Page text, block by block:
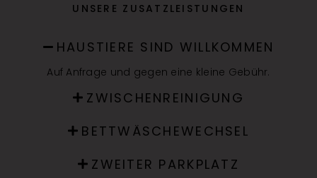
HAUSTIERE SIND WILLKOMMEN
Auf Anfrage und gegen eine kleine Gebühr.
ZWISCHENREINIGUNG
BETTWÄSCHEWECHSEL
ZWEITER PARKPLATZ